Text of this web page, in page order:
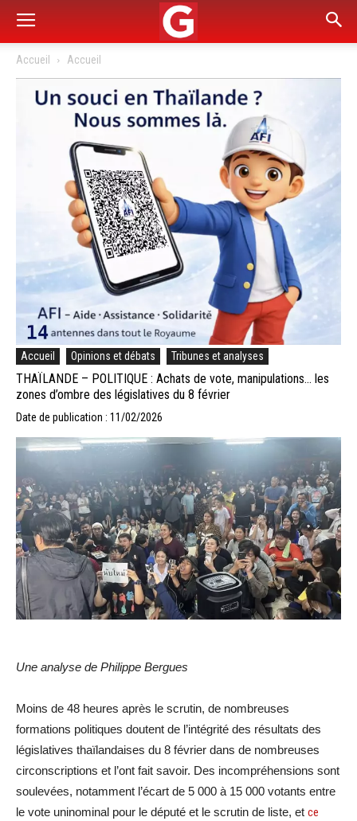
Accueil Accueil
Accueil Opinions et débats Tribunes et analyses
THAÏLANDE – POLITIQUE : Achats de vote, manipulations… les
zones d’ombre des législatives du 8 février
Date de publication : 11/02/2026
Une analyse de Philippe Bergues
Moins de 48 heures après le scrutin, de nombreuses
formations politiques doutent de l’intégrité des résultats des
législatives thaïlandaises du 8 février dans de nombreuses
circonscriptions et l’ont fait savoir. Des incompréhensions sont
soulevées, notamment l’écart de 5 000 à 15 000 votants entre
le vote uninominal pour le député et le scrutin de liste, et ce